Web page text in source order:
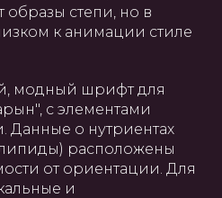
степи, но в
к анимации стиле
модный шрифт для
с элементами
Данные о нутриентах
расположены
от ориентации. Для
и